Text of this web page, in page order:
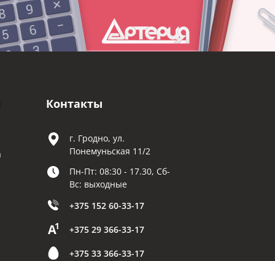
Контакты
г. Гродно, ул.
Понемуньская 11/2
Пн-Пт: 08:30 - 17.30, Сб-
Вс: выходные
+375 152 60-33-17
+375 29 366-33-17
+375 33 366-33-17